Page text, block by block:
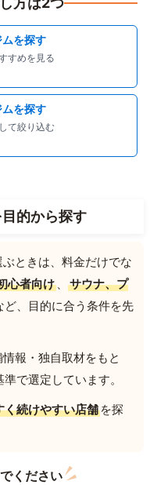
を探す
すめを見る
を探す
て絞り込む
的から探す
ときは、料金だけでな
心者向け 、
サウナ、プ
ど、目的に合う条件を先
報・独自取材をもと
で選定しています。
く続けやすい店舗 を探
ください